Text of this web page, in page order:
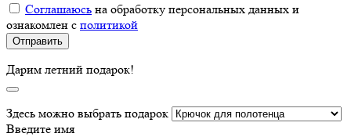
Соглашаюсь на обработку персональных данных и
ознакомлен с политикой
Дарим летний подарок!
Здесь можно выбрать подарок
Введите имя